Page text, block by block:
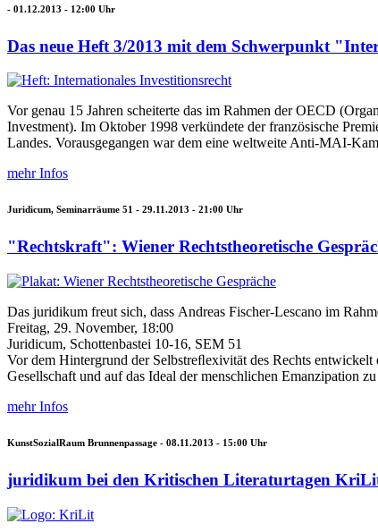
- 01.12.2013 - 12:00 Uhr
Das neue Heft 3/2013 mit dem Schwerpunkt
Vor genau 15 Jahren scheiterte das im Rahmen der OECD
Investment). Im Oktober 1998 verkündete der französische
Landes. Vorausgegangen war dem eine weltweite Anti-MAI-
mehr Infos
Juridicum, Seminarräume 51 - 29.11.2013 - 21:00 Uhr
"Rechtskraft": Wiener Rechtstheoretische
Das juridikum freut sich, dass Andreas Fischer-Lescano im
Freitag, 29. November, 18:00
Juridicum, Schottenbastei 10-16, SEM 51
Vor dem Hintergrund der Selbstreﬂexivität des Rechts
Gesellschaft und auf das Ideal der menschlichen Emanzipation
mehr Infos
KunstSozialRaum Brunnenpassage - 08.11.2013 - 15:00 Uhr
juridikum bei den Kritischen Literaturtagen